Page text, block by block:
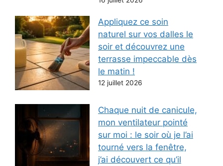
Appliquez ce soin
naturel sur vos dalles le
soir et découvrez une
terrasse impeccable dès
le matin !
12 juillet 2026
Chaque nuit de canicule,
mon ventilateur pointé
sur moi : le soir où je l’ai
tourné vers la fenêtre,
j’ai découvert ce qu’il